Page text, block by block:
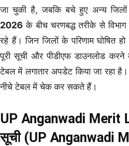
जा चुकी है, जबकि बचे हुए अन्य
2026 के बीच चरणबद्ध तरीके से
रहे हैं। जिन जिलों के परिणाम घोषित
पूरी सूची और पीडीएफ डाउनलोड करने
टेबल में लगातार अपडेट किया जा रहा
नीचे टेबल में चेक कर सकते हैं।
UP Anganwadi Merit
सूची (UP Anganwadi